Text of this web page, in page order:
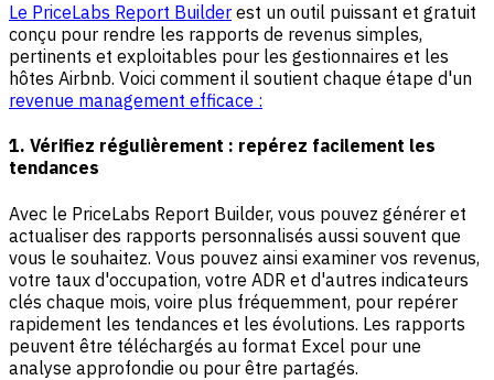
Le PriceLabs Report Builder est un outil puissant et gratuit
conçu pour rendre les rapports de revenus simples,
pertinents et exploitables pour les gestionnaires et les
hôtes Airbnb. Voici comment il soutient chaque étape d'un
revenue management efficace :
1. Vérifiez régulièrement : repérez facilement les
tendances
Avec le PriceLabs Report Builder, vous pouvez générer et
actualiser des rapports personnalisés aussi souvent que
vous le souhaitez. Vous pouvez ainsi examiner vos revenus,
votre taux d'occupation, votre ADR et d'autres indicateurs
clés chaque mois, voire plus fréquemment, pour repérer
rapidement les tendances et les évolutions. Les rapports
peuvent être téléchargés au format Excel pour une
analyse approfondie ou pour être partagés.